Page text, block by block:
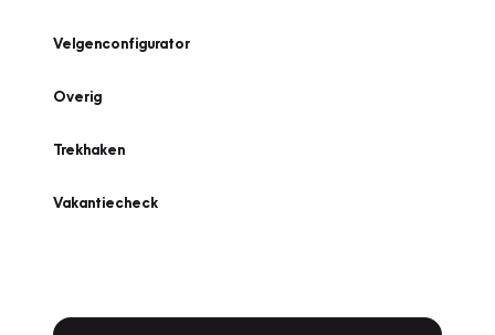
Velgenconfigurator
Overig
Trekhaken
Vakantiecheck